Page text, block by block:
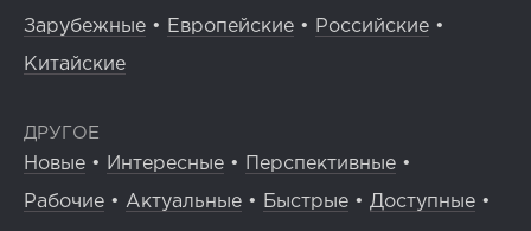
Зарубежные • Европейские • Российские •
Китайские
ДРУГОЕ
Новые • Интересные • Перспективные •
Рабочие • Актуальные • Быстрые • Доступные •